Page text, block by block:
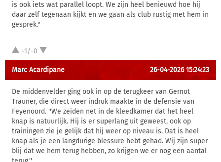
is ook iets wat parallel loopt. We zijn heel benieuwd hoe hij
daar zelf tegenaan kijkt en we gaan als club rustig met hem in
gesprek."
+1/-0
Marc Acardipane 26-04-2026 15:24:23
De middenvelder ging ook in op de terugkeer van Gernot
Trauner, die direct weer indruk maakte in de defensie van
Feyenoord. ''We zeiden net in de kleedkamer dat het heel
knap is natuurlijk. Hij is er superlang uit geweest, ook op
trainingen zie je gelijk dat hij weer op niveau is. Dat is heel
knap als je een langdurige blessure hebt gehad. Wij zijn super
blij dat we hem terug hebben, zo krijgen we er nog een aantal